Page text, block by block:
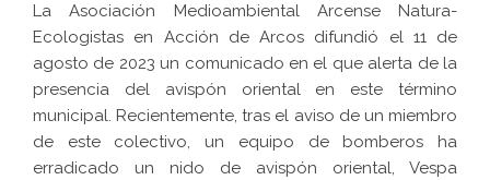
La Asociación Medioambiental Arcense Natura-
Ecologistas en Acción de Arcos difundió el 11 de
agosto de 2023 un comunicado en el que alerta de la
presencia del avispón oriental en este término
municipal. Recientemente, tras el aviso de un miembro
de este colectivo, un equipo de bomberos ha
erradicado un nido de avispón oriental, Vespa